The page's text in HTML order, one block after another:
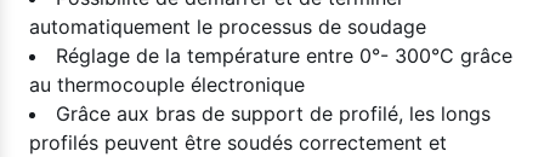
automatiquement le processus de soudage
Réglage de la température entre 0°- 300°C grâce
au thermocouple électronique
Grâce aux bras de support de profilé, les longs
profilés peuvent être soudés correctement et